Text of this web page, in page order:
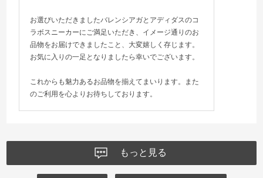
お選びいただきましたバレンシアガとアディダスのコ
ラボスニーカーにご満足いただき、イメージ通りのお
品物をお届けできましたこと、大変嬉しく存じます。
お気に入りの一足となりましたら幸いでございます。
これからも魅力あるお品物を揃えてまいります。また
のご利用を心よりお待ちしております。
もっと見る